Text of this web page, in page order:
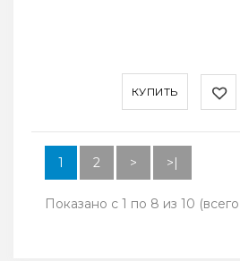
КУПИТЬ
1 2 > >|
Показано с 1 по 8 из 10